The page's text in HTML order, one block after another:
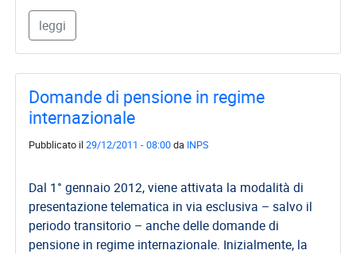
leggi
Domande di pensione in regime
internazionale
Pubblicato il29/12/2011 - 08:00da INPS
Dal 1° gennaio 2012, viene attivata la modalità di
presentazione telematica in via esclusiva – salvo il
periodo transitorio – anche delle domande di
pensione in regime internazionale. Inizialmente, la